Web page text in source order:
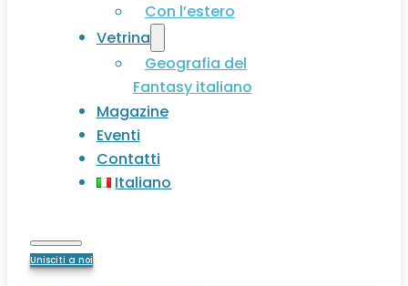
Con l’estero
Vetrina
Geografia del
Fantasy italiano
Magazine
Eventi
Contatti
Italiano
Unisciti a noi